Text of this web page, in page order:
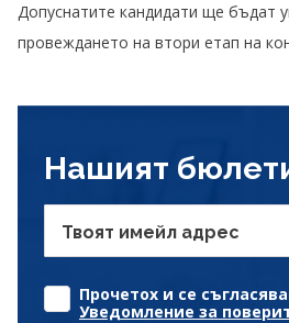
Допуснатите кандидати ще бъдат
провеждането на втори етап на
Нашият
Твоят имейл адрес
Прочетох и се
Уведомление за